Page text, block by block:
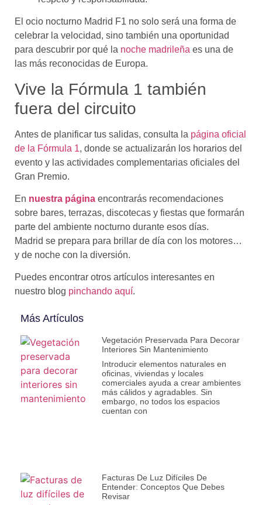
El ocio nocturno Madrid F1 no solo será una forma de
celebrar la velocidad, sino también una oportunidad
para descubrir por qué la noche madrileña es una de
las más reconocidas de Europa.
Vive la Fórmula 1 también
fuera del circuito
Antes de planificar tus salidas, consulta la página oficial
de la Fórmula 1, donde se actualizarán los horarios del
evento y las actividades complementarias oficiales del
Gran Premio.
En nuestra página encontrarás recomendaciones
sobre bares, terrazas, discotecas y fiestas que formarán
parte del ambiente nocturno durante esos días.
Madrid se prepara para brillar de día con los motores…
y de noche con la diversión.
Puedes encontrar otros artículos interesantes en
nuestro blog pinchando aquí.
Más Artículos
Vegetación Preservada Para Decorar
Interiores Sin Mantenimiento
Introducir elementos naturales en
oficinas, viviendas y locales
comerciales ayuda a crear ambientes
más cálidos y agradables. Sin
embargo, no todos los espacios
cuentan con
Facturas De Luz Difíciles De
Entender: Conceptos Que Debes
Revisar